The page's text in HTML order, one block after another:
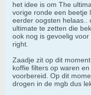
het idee is om The
vorige ronde een beetje
eerder oogsten helaas..
ultimate te zetten die
ook nog is gevoelig
right.
Zaadje zit op dit
koffie filters op waren
voorbereid. Op dit
drogen in de mgb dus